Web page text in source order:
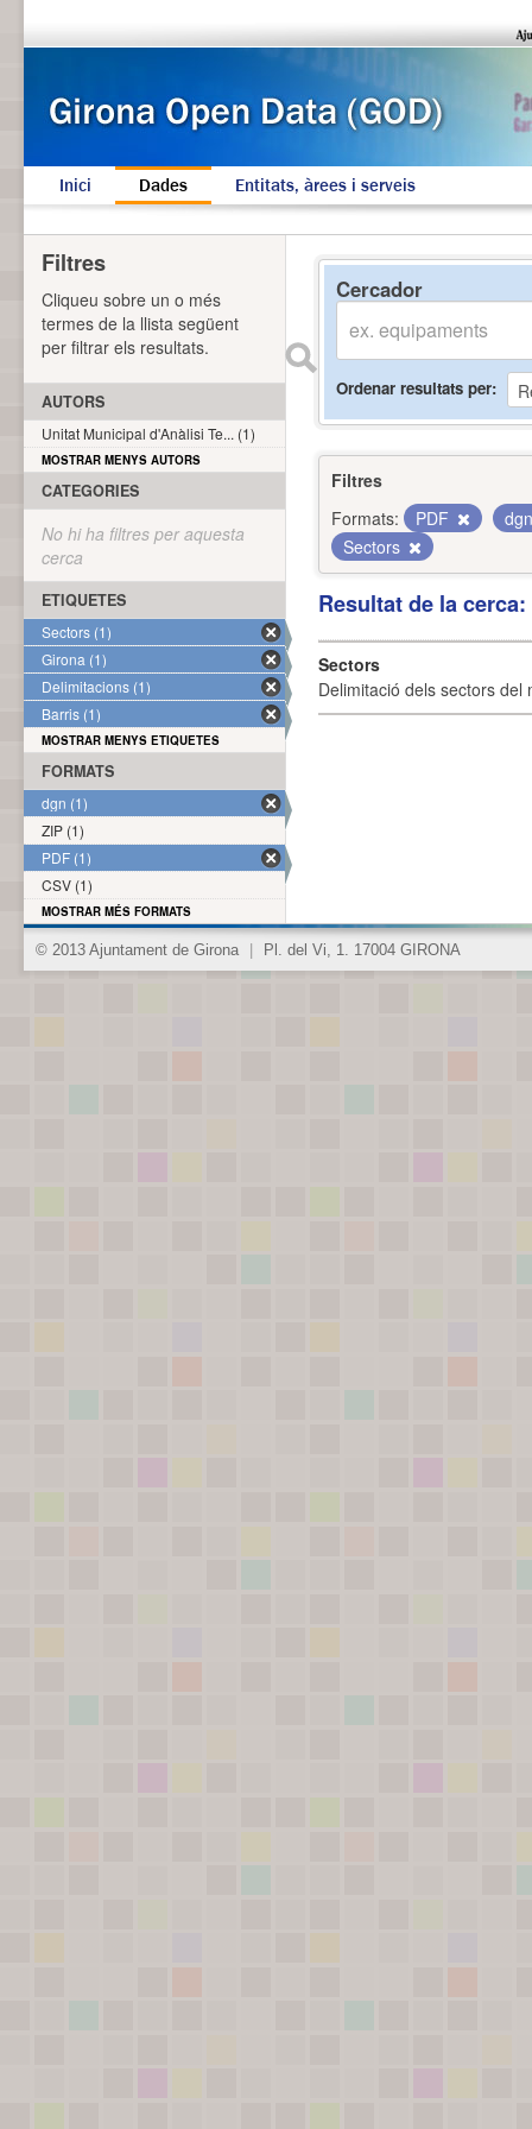
Inici Dades Entitats, àrees i serveis
Cercador
Ordenar resultats per
Filtres
Formats:
PDF
Sectors
Resultat de la
Sectors
Delimitació dels sectors del
Filtres
Cliqueu sobre un o més
termes de la llista següent
per filtrar els resultats.
AUTORS
Unitat Municipal d'Anàlisi Te... (1)
MOSTRAR MENYS AUTORS
CATEGORIES
No hi ha filtres per aquesta
cerca
ETIQUETES
Sectors (1)
Girona (1)
Delimitacions (1)
Barris (1)
MOSTRAR MENYS ETIQUETES
FORMATS
dgn (1)
ZIP (1)
PDF (1)
CSV (1)
MOSTRAR MÉS FORMATS
© 2013 Ajuntament de Girona Pl. del Vi, 1. 17004 GIRONA